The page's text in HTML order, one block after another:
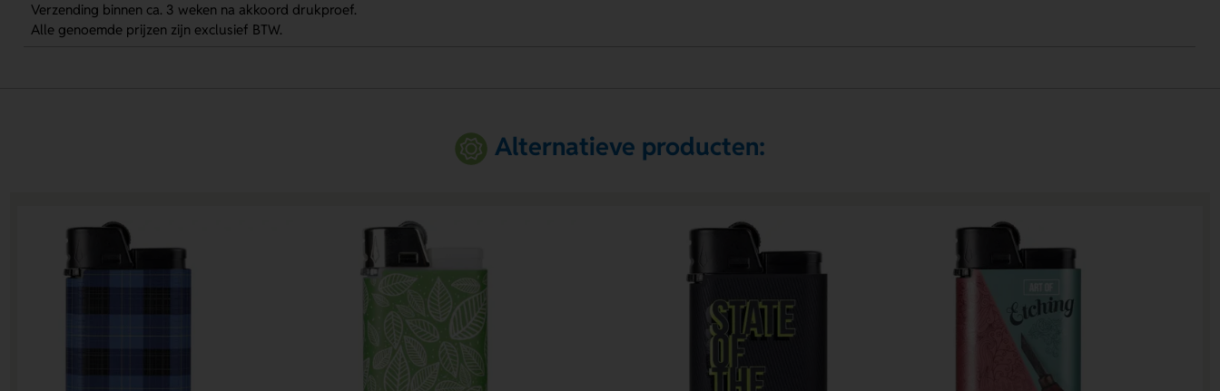
Verzending binnen ca. 3 weken na akkoord drukproef.
Alle genoemde prijzen zijn exclusief BTW.
Alternatieve producten: